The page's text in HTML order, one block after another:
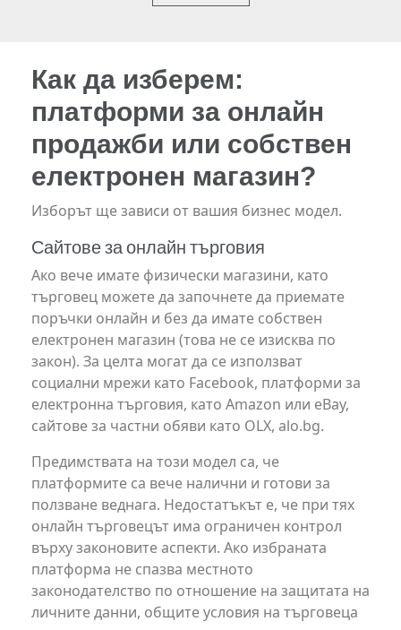
Как да изберем:
платформи за онлайн
продажби или собствен
електронен магазин?
Изборът ще зависи от вашия бизнес модел.
Сайтове за онлайн търговия
Ако вече имате физически магазини, като
търговец можете да започнете да приемате
поръчки онлайн и без да имате собствен
електронен магазин (това не се изисква по
закон). За целта могат да се използват
социални мрежи като Facebook, платформи за
електронна търговия, като Amazon или eBay,
сайтове за частни обяви като OLX, alo.bg.
Предимствата на този модел са, че
платформите са вече налични и готови за
ползване веднага. Недостатъкът е, че при тях
онлайн търговецът има ограничен контрол
върху законовите аспекти. Ако избраната
платформа не спазва местното
законодателство по отношение на защитата на
личните данни, общите условия на търговеца